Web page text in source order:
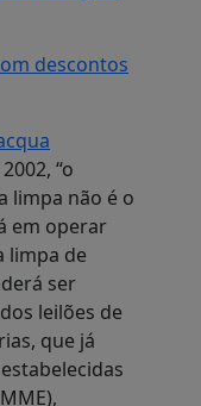
descontos
“o
limpa não é o
em operar
limpa de
ser
leilões de
que já